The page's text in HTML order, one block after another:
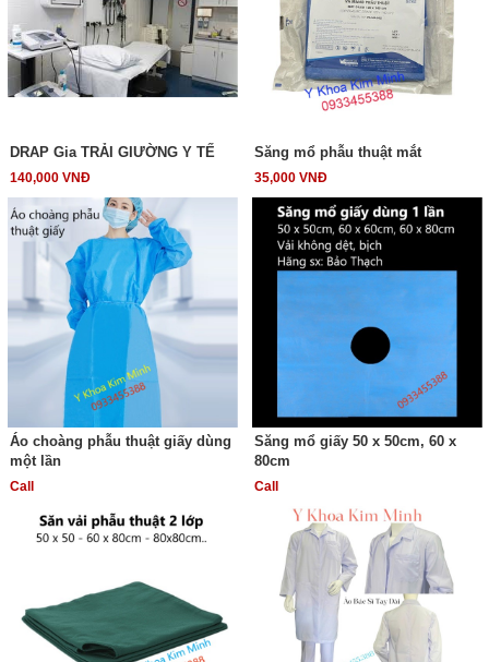
DRAP Gia TRẢI GIƯỜNG Y TẾ
140,000 VNĐ
Săng mổ phẫu thuật mắt
35,000 VNĐ
Áo choàng phẫu thuật giấy dùng
một lần
Call
Săng mổ giấy 50 x 50cm, 60 x
80cm
Call